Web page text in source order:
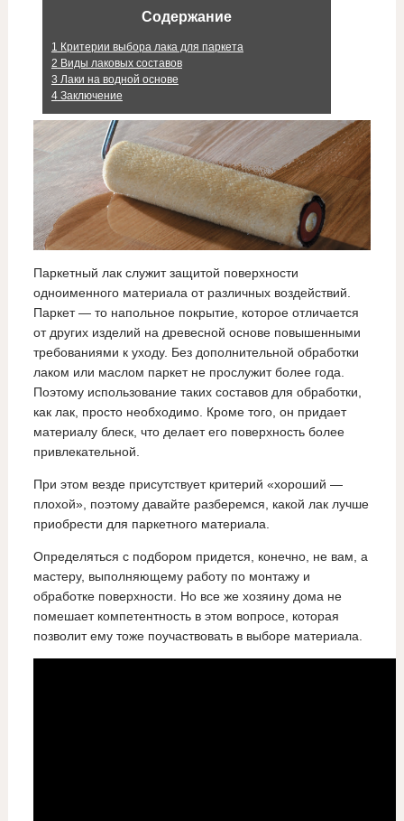
Содержание
1 Критерии выбора лака для паркета
2 Виды лаковых составов
3 Лаки на водной основе
4Заключение
Паркетный лак служит защитой поверхности
одноименного материала от различных воздействий.
Паркет — то напольное покрытие, которое отличается
от других изделий на древесной основе повышенными
требованиями к уходу. Без дополнительной обработки
лаком или маслом паркет не прослужит более года.
Поэтому использование таких составов для обработки,
как лак, просто необходимо. Кроме того, он придает
материалу блеск, что делает его поверхность более
привлекательной.
При этом везде присутствует критерий «хороший —
плохой», поэтому давайте разберемся, какой лак лучше
приобрести для паркетного материала.
Определяться с подбором придется, конечно, не вам, а
мастеру, выполняющему работу по монтажу и
обработке поверхности. Но все же хозяину дома не
помешает компетентность в этом вопросе, которая
позволит ему тоже поучаствовать в выборе материала.